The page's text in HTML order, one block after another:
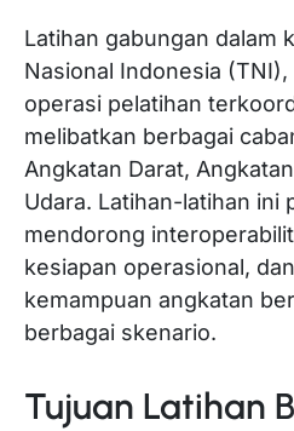
Latihan gabungan dalam
Nasional Indonesia
operasi pelatihan
melibatkan berbagai
Angkatan Darat,
Udara. Latihan-latihan ini
mendorong
kesiapan operasional,
kemampuan angkatan
berbagai skenario.
Tujuan Latihan